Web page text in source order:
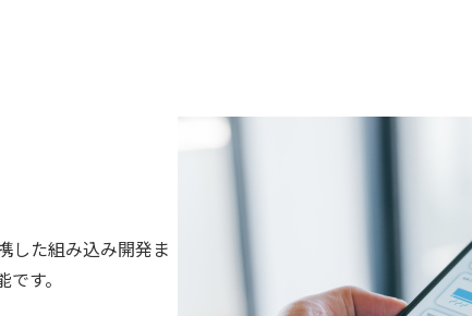
した組み込み開発ま
す。